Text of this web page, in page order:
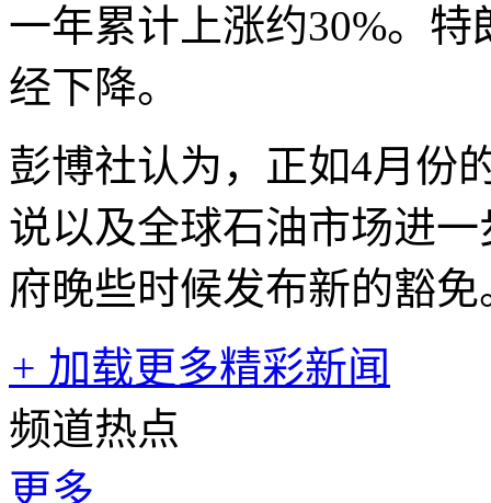
一年累计上涨约30%。
经下降。
彭博社认为，正如4月份
说以及全球石油市场进
府晚些时候发布新的豁免
+ 加载更多精彩新闻
频道热点
更多